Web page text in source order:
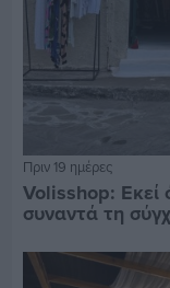
Πριν 19 ημέρες
Volisshop: Εκεί
συναντά τη